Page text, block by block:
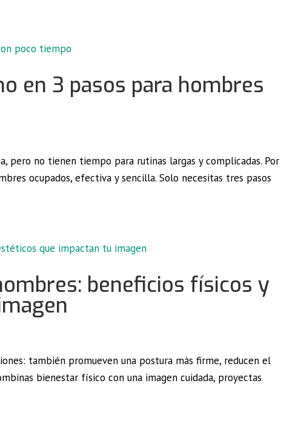
en 3 pasos para hombres
pero no tienen tiempo para rutinas largas y complicadas. Por
ocupados, efectiva y sencilla. Solo necesitas tres pasos
beneficios físicos y
también promueven una postura más firme, reducen el
bienestar físico con una imagen cuidada, proyectas